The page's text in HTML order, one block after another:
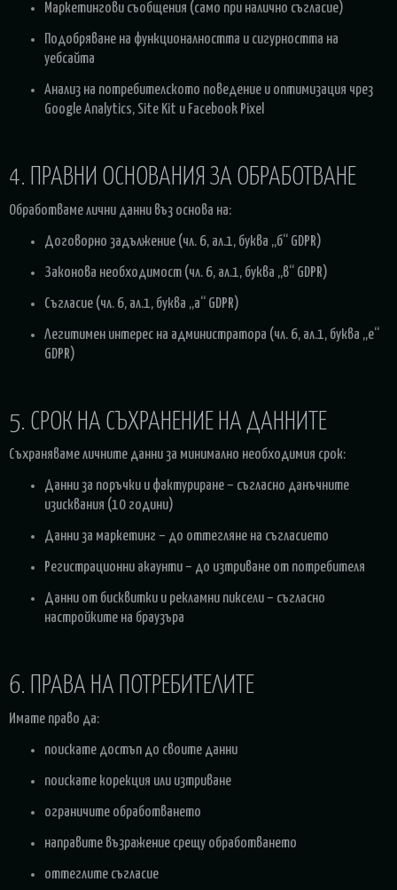
Маркетингови съобщения (само при налично съгласие)
Подобряване на функционалността и сигурността на
уебсайта
Анализ на потребителското поведение и оптимизация чрез
Google Analytics, Site Kit и Facebook Pixel
4. ПРАВНИ ОСНОВАНИЯ ЗА ОБРАБОТВАНЕ
Обработваме лични данни въз основа на:
Договорно задължение (чл. 6, ал.1, буква „б“ GDPR)
Законова необходимост (чл. 6, ал.1, буква „в“ GDPR)
Съгласие (чл. 6, ал.1, буква „а“ GDPR)
Легитимен интерес на администратора (чл. 6, ал.1, буква „е“
GDPR)
5. СРОК НА СЪХРАНЕНИЕ НА ДАННИТЕ
Съхраняваме личните данни за минимално необходимия срок:
Данни за поръчки и фактуриране – съгласно данъчните
изисквания (10 години)
Данни за маркетинг – до оттегляне на съгласието
Регистрационни акаунти – до изтриване от потребителя
Данни от бисквитки и рекламни пиксели – съгласно
настройките на браузъра
6. ПРАВА НА ПОТРЕБИТЕЛИТЕ
Имате право да:
поискате достъп до своите данни
поискате корекция или изтриване
ограничите обработването
направите възражение срещу обработването
оттеглите съгласие